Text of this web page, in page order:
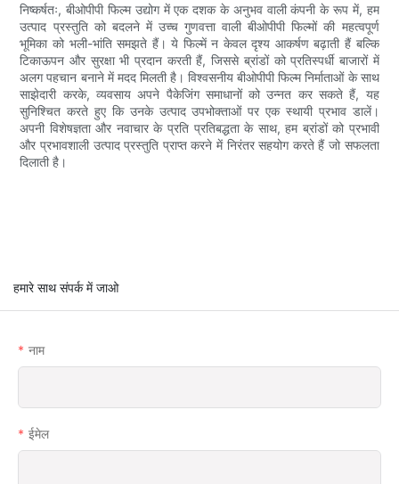
निष्कर्षतः, बीओपीपी फिल्म उद्योग में एक दशक के अनुभव वाली कंपनी के रूप में, हम
उत्पाद प्रस्तुति को बदलने में उच्च गुणवत्ता वाली बीओपीपी फिल्मों की महत्वपूर्ण
भूमिका को भली-भांति समझते हैं। ये फिल्में न केवल दृश्य आकर्षण बढ़ाती हैं बल्कि
टिकाऊपन और सुरक्षा भी प्रदान करती हैं, जिससे ब्रांडों को प्रतिस्पर्धी बाजारों में
अलग पहचान बनाने में मदद मिलती है। विश्वसनीय बीओपीपी फिल्म निर्माताओं के साथ
साझेदारी करके, व्यवसाय अपने पैकेजिंग समाधानों को उन्नत कर सकते हैं, यह
सुनिश्चित करते हुए कि उनके उत्पाद उपभोक्ताओं पर एक स्थायी प्रभाव डालें।
अपनी विशेषज्ञता और नवाचार के प्रति प्रतिबद्धता के साथ, हम ब्रांडों को प्रभावी
और प्रभावशाली उत्पाद प्रस्तुति प्राप्त करने में निरंतर सहयोग करते हैं जो सफलता
दिलाती है।
हमारे साथ संपर्क में जाओ
नाम
ईमेल